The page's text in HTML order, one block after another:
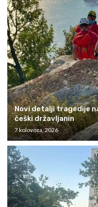
Novi detalji tragedije
češki državljanin
7 kolovoza, 2026